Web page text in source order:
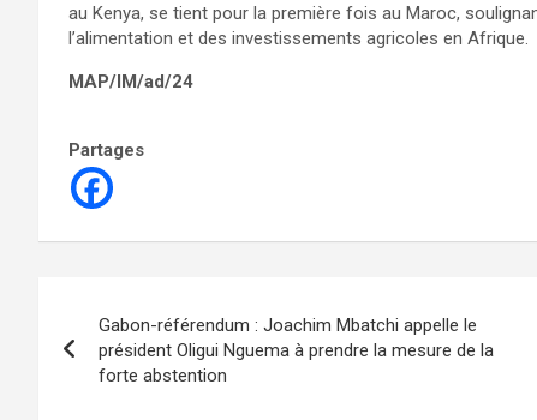
au Kenya, se tient pour la première fois au Maroc,
l’alimentation et des investissements agricoles en Afrique.
MAP/IM/ad/24
Partages
de
Gabon-référendum : Joachim Mbatchi appelle le
président Oligui Nguema à prendre la mesure de la
forte abstention